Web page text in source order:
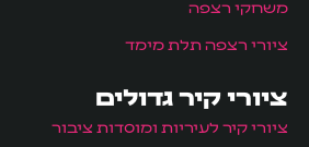
משחקי רצפה
ציורי רצפה תלת מימד
ציורי קיר גדולים
ציורי קיר לעיריות ומוסדות ציבור